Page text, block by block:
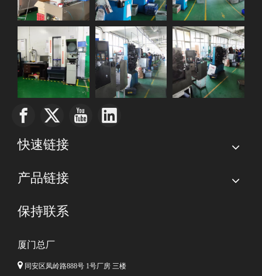
快速链接
产品链接
保持联系
厦门总厂
 同安区凤岭路888号 1号厂房 三楼